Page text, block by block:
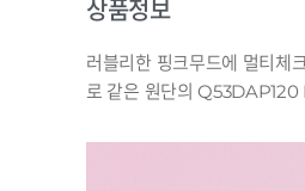
상품정보
러블리한 핑크무드에 멀티체
로 같은 원단의 Q53DAP120